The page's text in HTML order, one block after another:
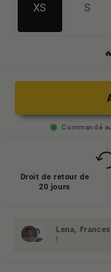
XS
Variante
verfügbar
S
Variante
Commandé
Droit de retour de
20 jours
Lena,
!